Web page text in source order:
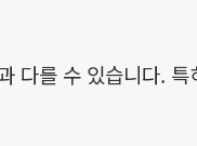
다를 수 있습니다.